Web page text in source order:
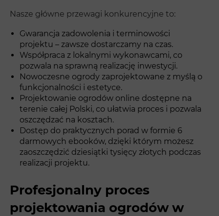
Nasze główne przewagi konkurencyjne to:
Gwarancja zadowolenia i terminowości
projektu – zawsze dostarczamy na czas.
Współpraca z lokalnymi wykonawcami, co
pozwala na sprawną realizację inwestycji.
Nowoczesne ogrody zaprojektowane z myślą o
funkcjonalności i estetyce.
Projektowanie ogrodów online dostępne na
terenie całej Polski, co ułatwia proces i pozwala
oszczędzać na kosztach.
Dostęp do praktycznych porad w formie 6
darmowych ebooków, dzięki którym możesz
zaoszczędzić dziesiątki tysięcy złotych podczas
realizacji projektu.
Profesjonalny proces
projektowania ogrodów w